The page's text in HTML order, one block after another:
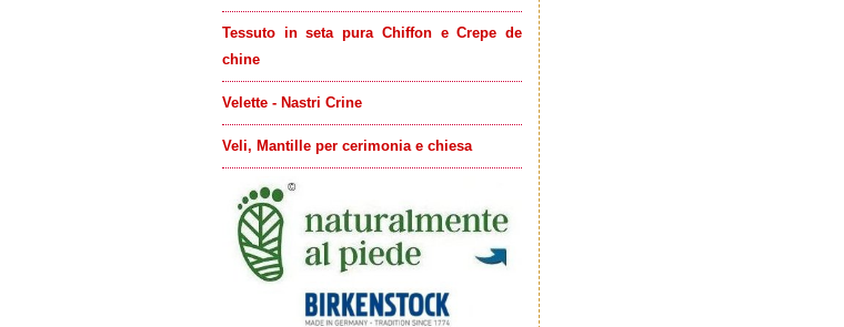
Tessuto in seta pura Chiffon e Crepe de
chine
Velette - Nastri Crine
Veli, Mantille per cerimonia e chiesa